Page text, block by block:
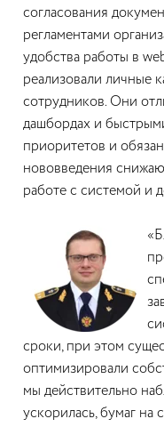
согласования
регламентами
удобства работы в
реализовали личные
сотрудников. Они
дашбордах и
приоритетов и
нововведения
работе с системой и
сроки, при этом
оптимизировали
мы действительно
ускорилась, бумаг на